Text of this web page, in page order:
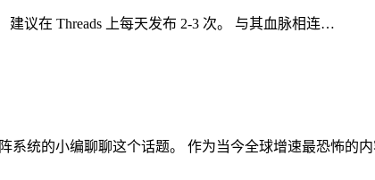
建议在 Threads 上每天发布 2-3 次。 与其血脉相连…
系统的小编聊聊这个话题。 作为当今全球增速最恐怖的